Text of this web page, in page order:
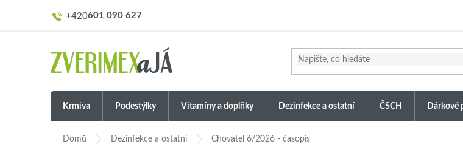
601 090 627
Krmiva Podestýlky Vitamíny a doplňky Dezinfekce a ostatní ČSCH Dárkové
Domů Dezinfekce a ostatní Chovatel 6/2026 - časopis